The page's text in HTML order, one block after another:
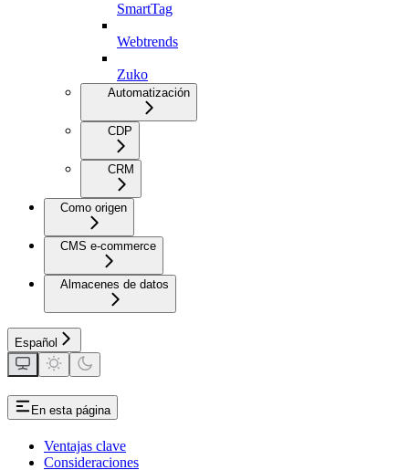
SmartTag
Webtrends
Zuko
Automatización
CDP
CRM
Como origen
CMS e-commerce
Almacenes de datos
Español
En esta página
Ventajas clave
Consideraciones